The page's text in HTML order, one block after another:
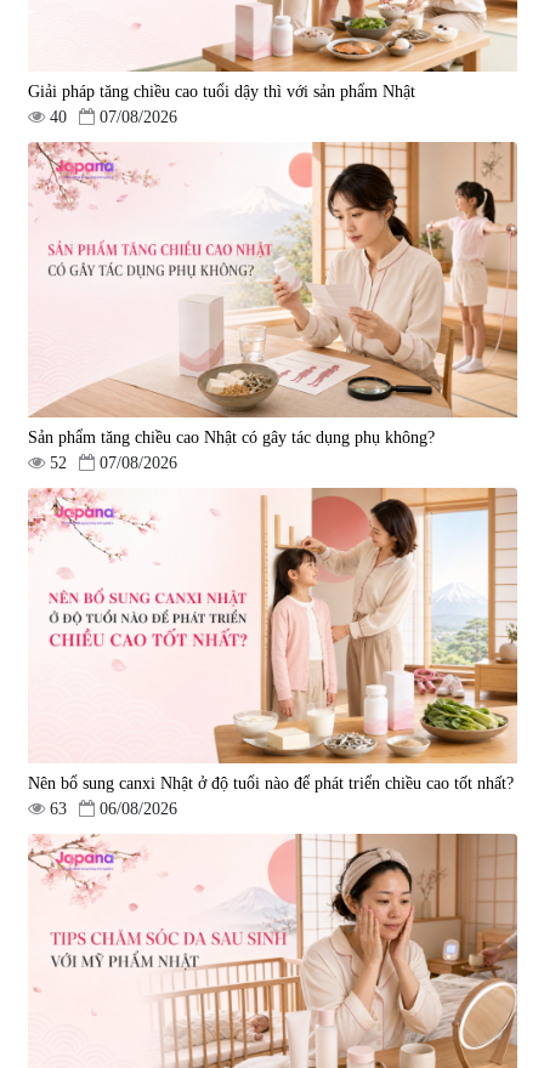
Viên uống hỗ trợ giấc ngủ Fujina
Sleepy Nhật Bản 80 viên
|13.760
580.000 đ
điều trị đột quỵ Biken Kinase
Gold 60 viên
|0
1.570.000 đ
Giải pháp tăng chiều cao tuổi dậy thì với sản phẩm Nhật
40
07/08/2026
Sản phẩm tăng chiều cao Nhật có gây tác dụng phụ không?
52
07/08/2026
Nên bổ sung canxi Nhật ở độ tuổi nào để phát triển chiều cao tốt nhất?
63
06/08/2026